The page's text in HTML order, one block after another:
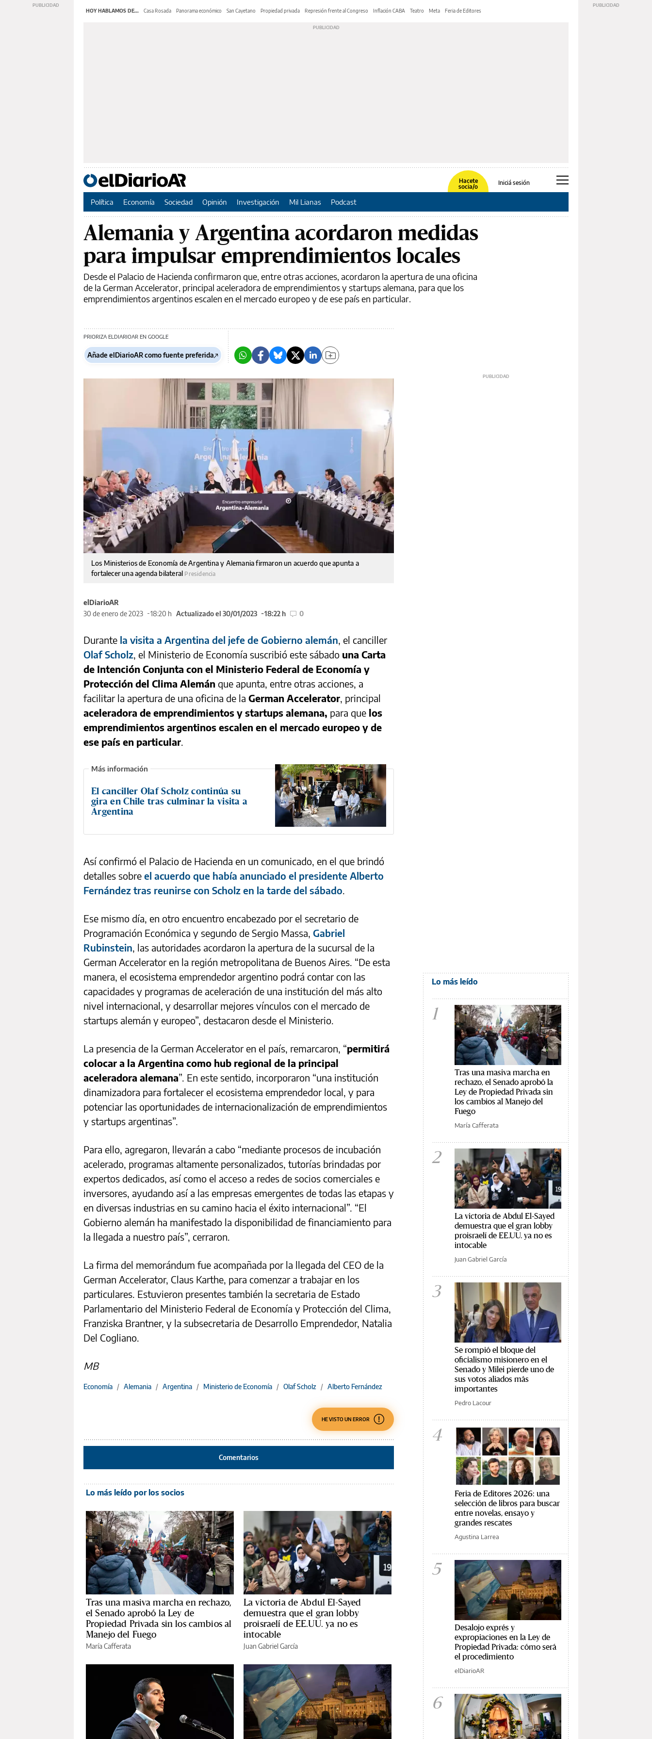
HOY HABLAMOS DE... Casa Rosada Panorama económico San Cayetano Propiedad privada Represión frente al Congreso Inflación CABA Teatro Meta Feria de Editores
Hacete
socia/o
Iniciá sesión
Política Economía Sociedad Opinión Investigación Mil Lianas Podcast
Alemania y Argentina acordaron medidas
para impulsar emprendimientos locales
Desde el Palacio de Hacienda confirmaron que, entre otras acciones, acordaron la apertura de una oficina
de la German Accelerator, principal aceleradora de emprendimientos y startups alemana, para que los
emprendimientos argentinos escalen en el mercado europeo y de ese país en particular.
PRIORIZA ELDIARIOAR EN GOOGLE
Añade elDiarioAR como fuente preferida
Los Ministerios de Economía de Argentina y Alemania firmaron un acuerdo que apunta a
fortalecer una agenda bilateral Presidencia
elDiarioAR
30 de enero de 2023
18:20 h Actualizado el 30/01/2023 18:22 h 0
Durante la visita a Argentina del jefe de Gobierno alemán, el canciller
Olaf Scholz, el Ministerio de Economía suscribió este sábado una Carta
de Intención Conjunta con el Ministerio Federal de Economía y
Protección del Clima Alemán que apunta, entre otras acciones, a
facilitar la apertura de una oficina de la German Accelerator, principal
aceleradora de emprendimientos y startups alemana, para que los
emprendimientos argentinos escalen en el mercado europeo y de
ese país en particular.
El canciller Olaf Scholz continúa su
gira en Chile tras culminar la visita a
Argentina
Así confirmó el Palacio de Hacienda en un comunicado, en el que brindó
detalles sobre el acuerdo que había anunciado el presidente Alberto
Fernández tras reunirse con Scholz en la tarde del sábado.
Ese mismo día, en otro encuentro encabezado por el secretario de
Programación Económica y segundo de Sergio Massa, Gabriel
Rubinstein, las autoridades acordaron la apertura de la sucursal de la
German Accelerator en la región metropolitana de Buenos Aires. “De esta
manera, el ecosistema emprendedor argentino podrá contar con las
capacidades y programas de aceleración de una institución del más alto
nivel internacional, y desarrollar mejores vínculos con el mercado de
startups alemán y europeo”, destacaron desde el Ministerio.
La presencia de la German Accelerator en el país, remarcaron, “permitirá
colocar a la Argentina como hub regional de la principal
aceleradora alemana”. En este sentido, incorporaron “una institución
dinamizadora para fortalecer el ecosistema emprendedor local, y para
potenciar las oportunidades de internacionalización de emprendimientos
y startups argentinas”.
Para ello, agregaron, llevarán a cabo “mediante procesos de incubación
acelerado, programas altamente personalizados, tutorías brindadas por
expertos dedicados, así como el acceso a redes de socios comerciales e
inversores, ayudando así a las empresas emergentes de todas las etapas y
en diversas industrias en su camino hacia el éxito internacional”. “El
Gobierno alemán ha manifestado la disponibilidad de financiamiento para
la llegada a nuestro país”, cerraron.
La firma del memorándum fue acompañada por la llegada del CEO de la
German Accelerator, Claus Karthe, para comenzar a trabajar en los
particulares. Estuvieron presentes también la secretaria de Estado
Parlamentario del Ministerio Federal de Economía y Protección del Clima,
Franziska Brantner, y la subsecretaria de Desarrollo Emprendedor, Natalia
Del Cogliano.
MB
Economía / Alemania / Argentina / Ministerio de Economía / Olaf Scholz / Alberto Fernández
HE VISTO UN ERROR
Comentarios
Lo más leído por los socios
Tras una masiva marcha en rechazo,
el Senado aprobó la Ley de
Propiedad Privada sin los cambios al
Manejo del Fuego
María Cafferata
La victoria de Abdul El-Sayed
demuestra que el gran lobby
proisraelí de EE.UU. ya no es
intocable
Juan Gabriel García
Lo más leído
1
Tras una masiva marcha en
rechazo, el Senado aprobó la
Ley de Propiedad Privada sin
los cambios al Manejo del
Fuego
María Cafferata
2
La victoria de Abdul El-Sayed
demuestra que el gran lobby
proisraelí de EE.UU. ya no es
intocable
Juan Gabriel García
3
Se rompió el bloque del
oficialismo misionero en el
Senado y Milei pierde uno de
sus votos aliados más
importantes
Pedro Lacour
4
Feria de Editores 2026: una
selección de libros para buscar
entre novelas, ensayo y
grandes rescates
Agustina Larrea
5
Desalojo exprés y
expropiaciones en la Ley de
Propiedad Privada: cómo será
el procedimiento
elDiarioAR
6